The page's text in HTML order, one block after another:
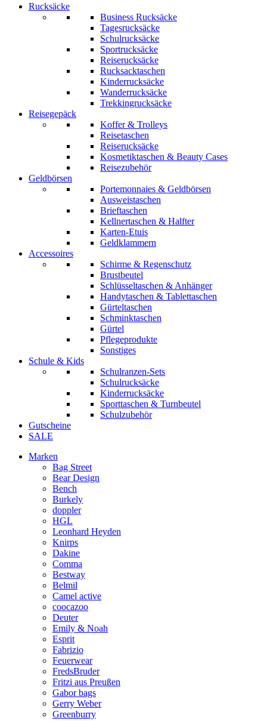
Rucksäcke
Business Rucksäcke
Tagesrucksäcke
Schulrucksäcke
Sportrucksäcke
Reiserucksäcke
Rucksacktaschen
Kinderrucksäcke
Wanderrucksäcke
Trekkingrucksäcke
Reisegepäck
Koffer & Trolleys
Reisetaschen
Reiserucksäcke
Kosmetiktaschen & Beauty Cases
Reisezubehör
Geldbörsen
Portemonnaies & Geldbörsen
Ausweistaschen
Brieftaschen
Kellnertaschen & Halfter
Karten-Etuis
Geldklammern
Accessoires
Schirme & Regenschutz
Brustbeutel
Schlüsseltaschen & Anhänger
Handytaschen & Tablettaschen
Gürteltaschen
Schminktaschen
Gürtel
Pflegeprodukte
Sonstiges
Schule & Kids
Schulranzen-Sets
Schulrucksäcke
Kinderrucksäcke
Sporttaschen & Turnbeutel
Schulzubehör
Gutscheine
SALE
Marken
Bag Street
Bear Design
Bench
Burkely
doppler
HGL
Leonhard Heyden
Knirps
Dakine
Comma
Bestway
Belmil
Camel active
coocazoo
Deuter
Emily & Noah
Esprit
Fabrizio
Feuerwear
FredsBruder
Fritzi aus Preußen
Gabor bags
Gerry Weber
Greenburry